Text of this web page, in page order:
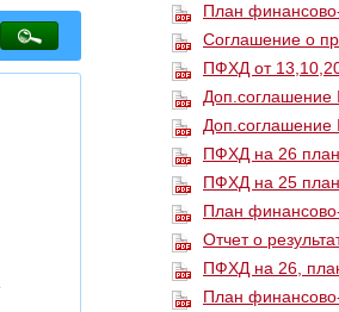
План
Соглашение о
ПФХД от
ПФХД на 26
ПФХД на 25
План
Отчет о
ПФХД на 26,
План